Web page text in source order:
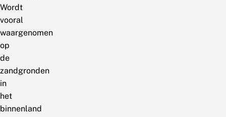
Wordt
vooral
waargenomen
op
de
zandgronden
in
het
binnenland